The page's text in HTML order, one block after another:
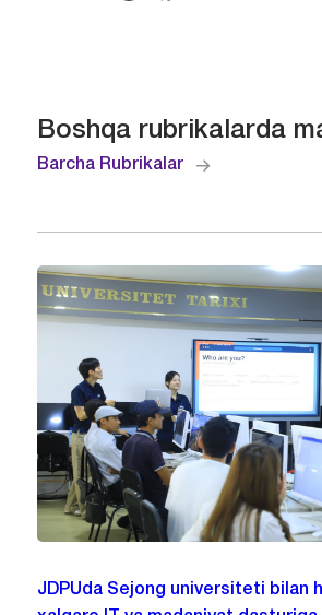
Boshqa rubrikalarda
Barcha Rubrikalar
JDPUda Sejong universiteti bilan